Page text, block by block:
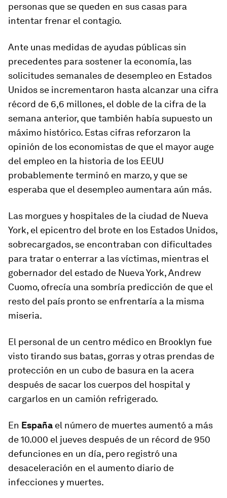
personas que se queden en sus casas para
intentar frenar el contagio.
Ante unas medidas de ayudas públicas sin
precedentes para sostener la economía, las
solicitudes semanales de desempleo en Estados
Unidos se incrementaron hasta alcanzar una cifra
récord de 6,6 millones, el doble de la cifra de la
semana anterior, que también había supuesto un
máximo histórico. Estas cifras reforzaron la
opinión de los economistas de que el mayor auge
del empleo en la historia de los EEUU
probablemente terminó en marzo, y que se
esperaba que el desempleo aumentara aún más.
Las morgues y hospitales de la ciudad de Nueva
York, el epicentro del brote en los Estados Unidos,
sobrecargados, se encontraban con dificultades
para tratar o enterrar a las víctimas, mientras el
gobernador del estado de Nueva York, Andrew
Cuomo, ofrecía una sombría predicción de que el
resto del país pronto se enfrentaría a la misma
miseria.
El personal de un centro médico en Brooklyn fue
visto tirando sus batas, gorras y otras prendas de
protección en un cubo de basura en la acera
después de sacar los cuerpos del hospital y
cargarlos en un camión refrigerado.
En España el número de muertes aumentó a más
de 10.000 el jueves después de un récord de 950
defunciones en un día, pero registró una
desaceleración en el aumento diario de
infecciones y muertes.